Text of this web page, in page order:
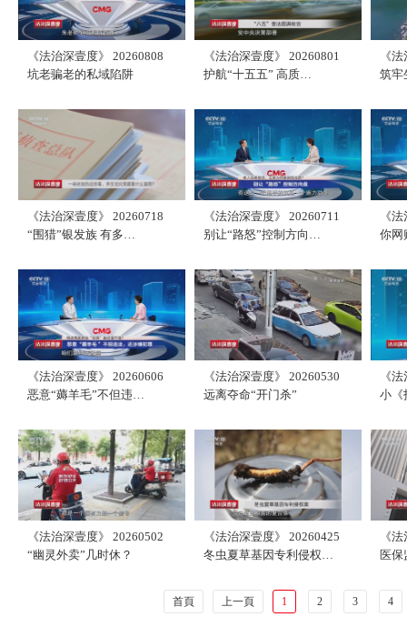
《法治深壹度》 20260808
坑老骗老的私域陷阱
《法治深壹度》 20260801
护航“十五五” 高质…
《
筑牢
《法治深壹度》 20260718
“围猎”银发族 有多…
《法治深壹度》 20260711
别让“路怒”控制方向…
《
你网
《法治深壹度》 20260606
恶意“薅羊毛”不但违…
《法治深壹度》 20260530
远离夺命“开门杀”
《
小《
《法治深壹度》 20260502
“幽灵外卖”几时休？
《法治深壹度》 20260425
冬虫夏草基因专利侵权…
《
医
首頁 上一頁 1 2 3 4